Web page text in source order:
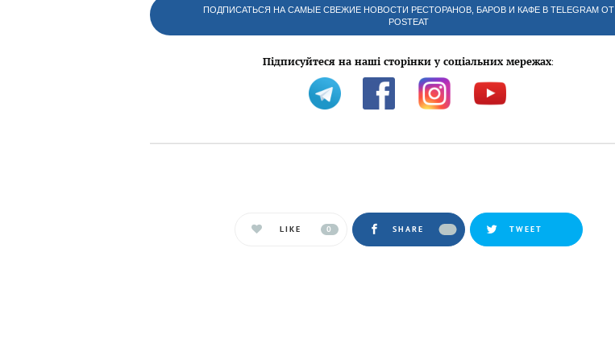
ПОДПИСАТЬСЯ НА САМЫЕ СВЕЖИЕ НОВОСТИ РЕСТОРАНОВ, БАРОВ И КАФЕ В TELEGRAM ОТ
POSTEAT
Підписуйтеся на наші сторінки у соціальних мережах:
LIKE 0 SHARE TWEET